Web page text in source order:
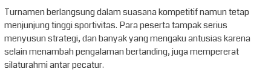
Turnamen berlangsung dalam suasana kompetitif namun tetap
menjunjung tinggi sportivitas. Para peserta tampak serius
menyusun strategi, dan banyak yang mengaku antusias karena
selain menambah pengalaman bertanding, juga mempererat
silaturahmi antar pecatur.